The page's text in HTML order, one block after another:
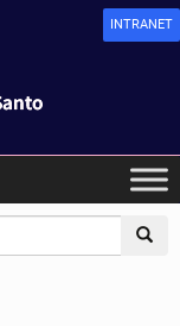
INTRANET